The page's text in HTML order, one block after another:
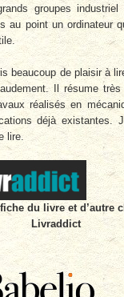
groupes
au point un ordinateur
beaucoup de plaisir à
Il résume
réalisés en
déjà existantes.
lire.
du livre et d’autre
Livraddict